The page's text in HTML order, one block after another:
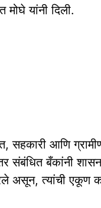
यांनी दिली.
सहकारी आणि
संबंधित बँकांनी
असून, त्यांची एकूण